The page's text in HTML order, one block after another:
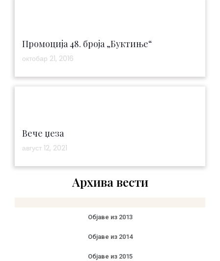
Промоција 48. броја „Буктиње“
октобар 21, 2016
Вече џеза
август 12, 2021
Архива вести
Објаве из 2013
Објаве из 2014
Објаве из 2015